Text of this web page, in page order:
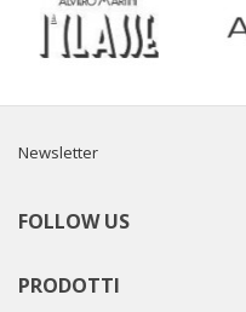
Newsletter
FOLLOW US
PRODOTTI